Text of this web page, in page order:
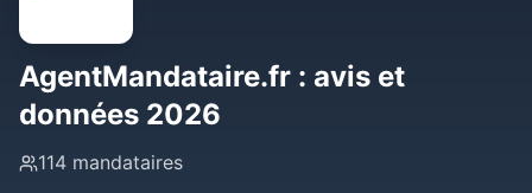
AgentMandataire.fr : avis et
données 2026
114 mandataires